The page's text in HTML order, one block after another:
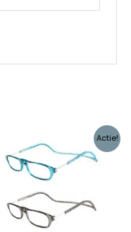
Actie!
prijs
was:
€29,90.
is:
€24,95.